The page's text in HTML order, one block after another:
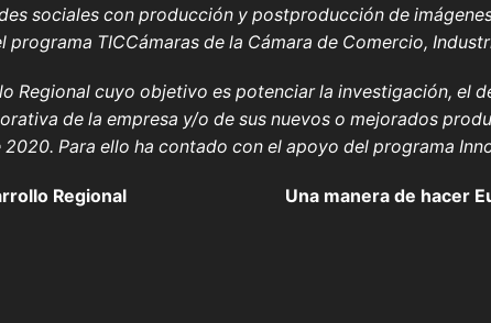
sociales con producción y postproducción de
TICCámaras de la Cámara de Comercio,
Regional cuyo objetivo es potenciar la investigación, el
de la empresa y/o de sus nuevos o mejorados
Para ello ha contado con el apoyo del programa
Regional Una manera de hacer